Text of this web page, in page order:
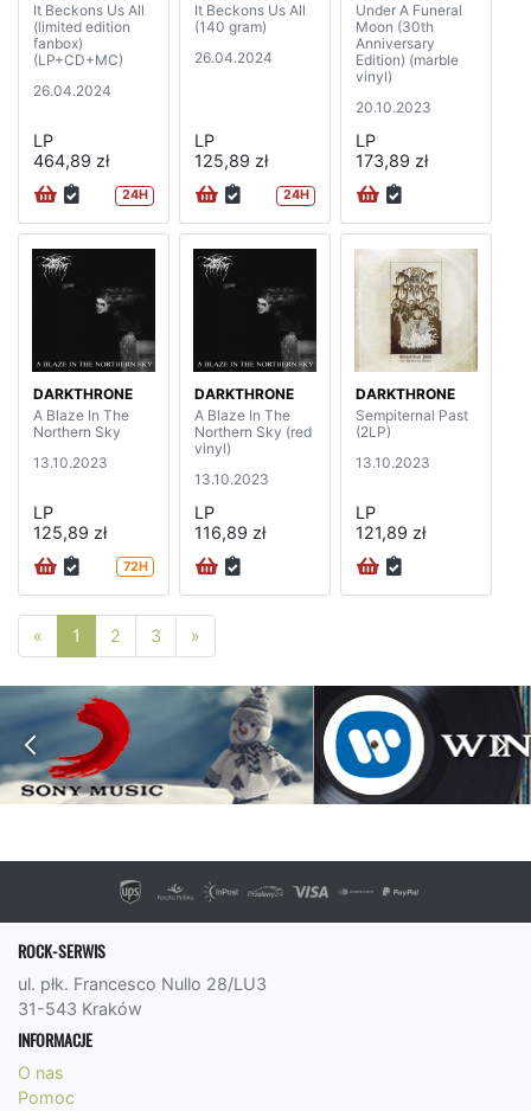
It Beckons Us All
(limited edition
fanbox)
(LP+CD+MC)
26.04.2024
LP
464,89 zł
24H
It Beckons Us All
(140 gram)
26.04.2024
LP
125,89 zł
24H
Under A Funeral
Moon (30th
Anniversary
Edition) (marble
vinyl)
20.10.2023
LP
173,89 zł
DARKTHRONE
A Blaze In The
Northern Sky
13.10.2023
LP
125,89 zł
72H
DARKTHRONE
A Blaze In The
Northern Sky (red
vinyl)
13.10.2023
LP
116,89 zł
DARKTHRONE
Sempiternal Past
(2LP)
13.10.2023
LP
121,89 zł
« Poprzednia strona
1 2 3 »
ROCK-SERWIS
ul. płk. Francesco Nullo 28/LU3
31-543 Kraków
INFORMACJE
O nas
Pomoc